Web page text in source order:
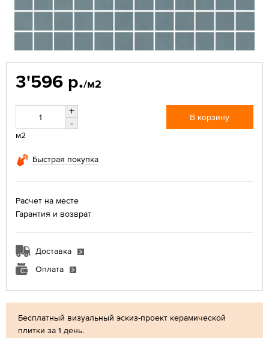
Бесплатный визуальный эскиз-проект керамической
плитки за 1 день.
3'596 р./м2
+
-
м2
В корзину
Быстрая покупка
Расчет на месте
Гарантия и возврат
Доставка
Оплата